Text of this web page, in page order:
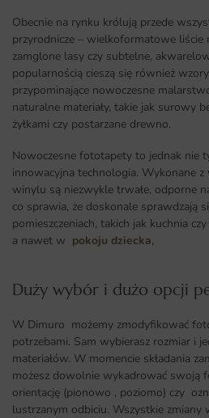
Obecnie na rynku królują przede
przyrodnicze – wielkoformatowe liście
zamglone lasy czy subtelne,
popularnością cieszą się również
przypominające nowoczesne
naturalne materiały, takie jak surowy
żyłkami czy postarzane drewno.
Nowoczesne fototapety to jednak nie
innowacyjna technologia. Wykonane
winylu są niezwykle trwałe, odporne
co sprawia, że doskonale sprawdzają
pomieszczeniach, takich jak kuchnia czy
a nawet w pokoju dziecka,
Duży wybór i dużo opcji
W Dimuro możemy zmodyfikować
potrzebami. Sam wybierasz rozmiar i
materiałów. W momencie składania
możesz dowolnie wykadrować swoją
orientację (pionowo , poziomo) czy
lustrzanym odbiciu. Wszystkie zmiany